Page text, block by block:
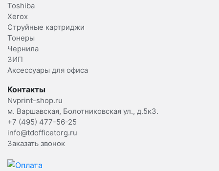
Toshiba
Xerox
Струйные картриджи
Тонеры
Чернила
ЗИП
Аксессуары для офиса
Контакты
Nvprint-shop.ru
м. Варшавская, Болотниковская ул., д.5к3.
+7 (495) 477-56-25
info@tdofficetorg.ru
Заказать звонок